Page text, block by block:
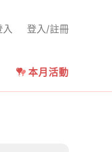
登入/註冊
入
本月活動